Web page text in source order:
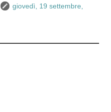
giovedì, 19 settembre,